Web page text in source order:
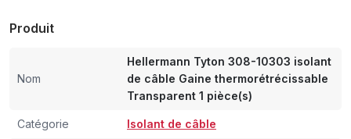
Produit
Nom
Hellermann Tyton 308-10303 isolant
de câble Gaine thermorétrécissable
Transparent 1 pièce(s)
Catégorie Isolant de câble